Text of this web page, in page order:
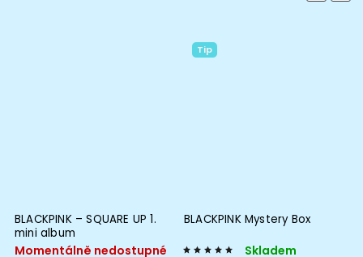
BLACKPINK – SQUARE UP 1.
mini album
Momentálně nedostupné
Tip
BLACKPINK Mystery Box
Skladem